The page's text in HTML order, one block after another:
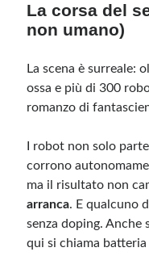
Accedi
Feed dei contenuti
La corsa del
non umano)
La scena è surreale:
ossa e più di 300
romanzo di
I robot non solo
corrono
ma il risultato non
arranca. E qualcuno
senza doping. Anche
qui si chiama